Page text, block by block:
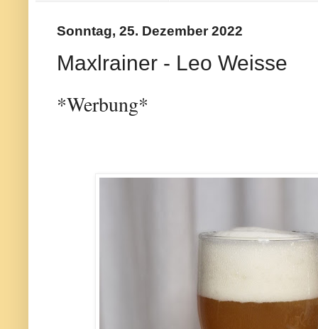
Sonntag, 25. Dezember 2022
Maxlrainer - Leo Weisse
*Werbung*